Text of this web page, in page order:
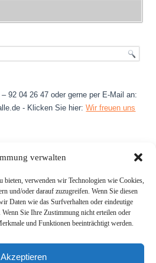
verwalten
bieten, verwenden wir Technologien wie Cookies,
und/oder darauf zuzugreifen. Wenn Sie diesen
Daten wie das Surfverhalten oder eindeutige
Sie Ihre Zustimmung nicht erteilen oder
und Funktionen beeinträchtigt werden.
Akzeptieren
92 04 26 47 oder gerne per E-Mail an:
- Klicken Sie hier:Wir freuen uns